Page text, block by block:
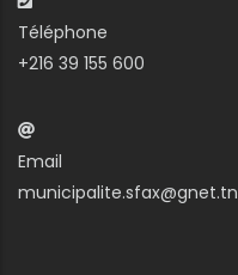
Téléphone
+216 39 155 600
Email
municipalite.sfax@gnet.tn